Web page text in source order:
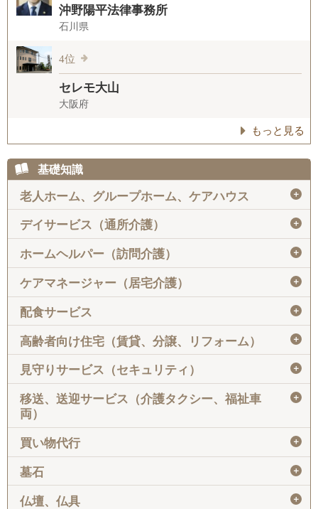
沖野陽平法律事務所
石川県
4位
セレモ大山
大阪府
もっと見る
基礎知識
老人ホーム、グループホーム、ケアハウス ＋
デイサービス（通所介護） ＋
ホームヘルパー（訪問介護） ＋
ケアマネージャー（居宅介護） ＋
配食サービス ＋
高齢者向け住宅（賃貸、分譲、リフォーム） ＋
見守りサービス（セキュリティ） ＋
移送、送迎サービス（介護タクシー、福祉車
両）
＋
買い物代行 ＋
墓石 ＋
仏壇、仏具 ＋